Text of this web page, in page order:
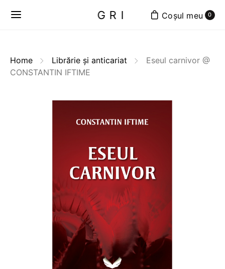
GRI 0
Home Librărie și anticariat
Eseul carnivor @
CONSTANTIN IFTIME